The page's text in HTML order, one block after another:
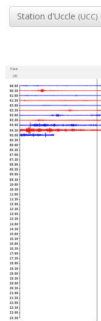
Station d'Uccle (UCC)
Heure
UTC
00:00
00:30
01:00
01:30
02:00
02:30
03:00
03:30
04:00
04:30
05:00
05:30
06:00
06:30
07:00
07:30
08:00
08:30
09:00
09:30
10:00
10:30
11:00
11:30
12:00
12:30
13:00
13:30
14:00
14:30
15:00
15:30
16:00
16:30
17:00
17:30
18:00
18:30
19:00
19:30
20:00
20:30
21:00
21:30
22:00
22:30
23:00
23:30